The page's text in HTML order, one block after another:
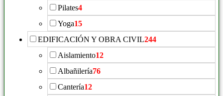
Pilates4
Yoga15
EDIFICACIÓN Y OBRA CIVIL244
Aislamiento12
Albañilería76
Cantería12